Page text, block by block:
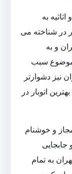
به
در شناخته می
و به
موضوع سبب
نیز دشوارتر
اتوبار در
و خوشنام
به تمام